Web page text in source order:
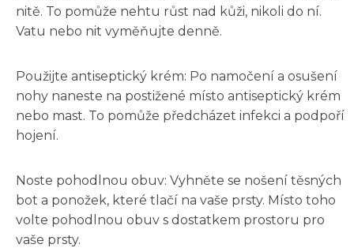
nitě. To pomůže nehtu růst nad kůži, nikoli do ní.
Vatu nebo nit vyměňujte denně.
Použijte antiseptický krém: Po namočení a osušení
nohy naneste na postižené místo antiseptický krém
nebo mast. To pomůže předcházet infekci a podpoří
hojení.
Noste pohodlnou obuv: Vyhněte se nošení těsných
bot a ponožek, které tlačí na vaše prsty. Místo toho
volte pohodlnou obuv s dostatkem prostoru pro
vaše prsty.